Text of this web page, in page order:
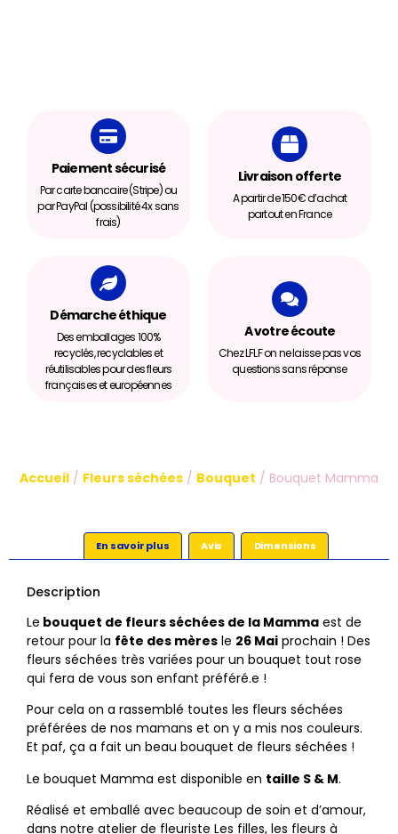
Paiement sécurisé
Par carte bancaire (Stripe) ou
par PayPal (possibilité 4x sans
frais)
Livraison offerte
A partir de 150€ d’achat
partout en France
Démarche éthique
Des emballages 100%
recyclés, recyclables et
réutilisables pour des fleurs
françaises et européennes
A votre écoute
Chez LFLF on ne laisse pas vos
questions sans réponse
Accueil / Fleurs séchées / Bouquet / Bouquet Mamma
En savoir plus Avis Dimensions
Description
Le bouquet de fleurs séchées de la Mamma est de
retour pour la fête des mères le 26 Mai prochain ! Des
fleurs séchées très variées pour un bouquet tout rose
qui fera de vous son enfant préféré.e !
Pour cela on a rassemblé toutes les fleurs séchées
préférées de nos mamans et on y a mis nos couleurs.
Et paf, ça a fait un beau bouquet de fleurs séchées !
Le bouquet Mamma est disponible en taille S & M.
Réalisé et emballé avec beaucoup de soin et d’amour,
dans notre atelier de fleuriste Les filles, les fleurs à